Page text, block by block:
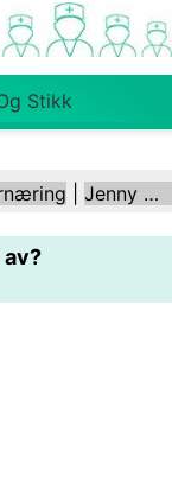
Stikk
Og
Helse
Jenny Craig